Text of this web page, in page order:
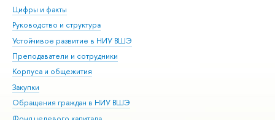
Цифры и факты
Руководство и структура
Устойчивое развитие в НИУ ВШЭ
Преподаватели и сотрудники
Корпуса и общежития
Закупки
Обращения граждан в НИУ ВШЭ